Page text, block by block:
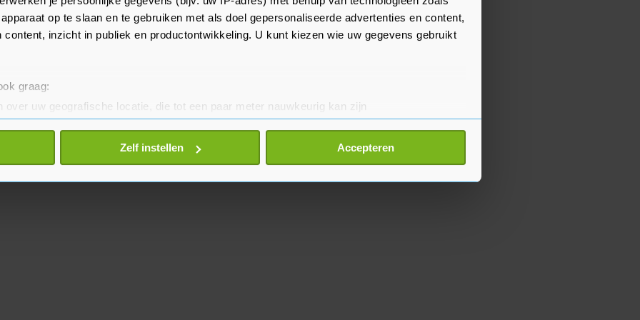
op te slaan en te gebruiken met als doel gepersonaliseerde advertenties en content,
content, inzicht in publiek en productontwikkeling. U kunt kiezen wie uw gegevens gebruikt
graag:
over uw geografische locatie, die tot een paar meter nauwkeurig kan zijn
door het actief te scannen op specifieke eigenschappen (fingerprinting)
gegevens worden verwerkt en stel uw voorkeuren in het
detailgedeelte
of intrekken in de Cookieverklaring.
Zelf instellen Accepteren
nog steeds niet erkennen.